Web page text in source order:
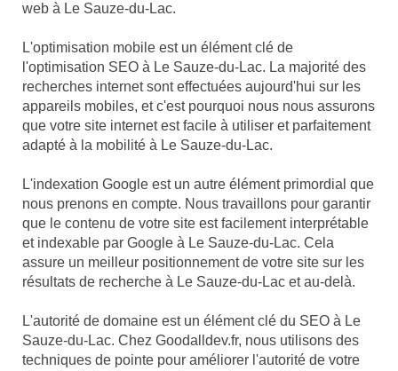
web à Le Sauze-du-Lac.
L'optimisation mobile est un élément clé de
l'optimisation SEO à Le Sauze-du-Lac. La majorité des
recherches internet sont effectuées aujourd'hui sur les
appareils mobiles, et c'est pourquoi nous nous assurons
que votre site internet est facile à utiliser et parfaitement
adapté à la mobilité à Le Sauze-du-Lac.
L'indexation Google est un autre élément primordial que
nous prenons en compte. Nous travaillons pour garantir
que le contenu de votre site est facilement interprétable
et indexable par Google à Le Sauze-du-Lac. Cela
assure un meilleur positionnement de votre site sur les
résultats de recherche à Le Sauze-du-Lac et au-delà.
L'autorité de domaine est un élément clé du SEO à Le
Sauze-du-Lac. Chez Goodalldev.fr, nous utilisons des
techniques de pointe pour améliorer l'autorité de votre